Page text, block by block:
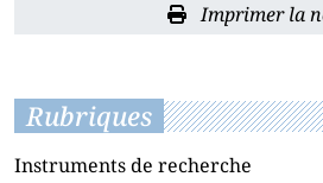
Imprimer la
Rubriques
Instruments de recherche